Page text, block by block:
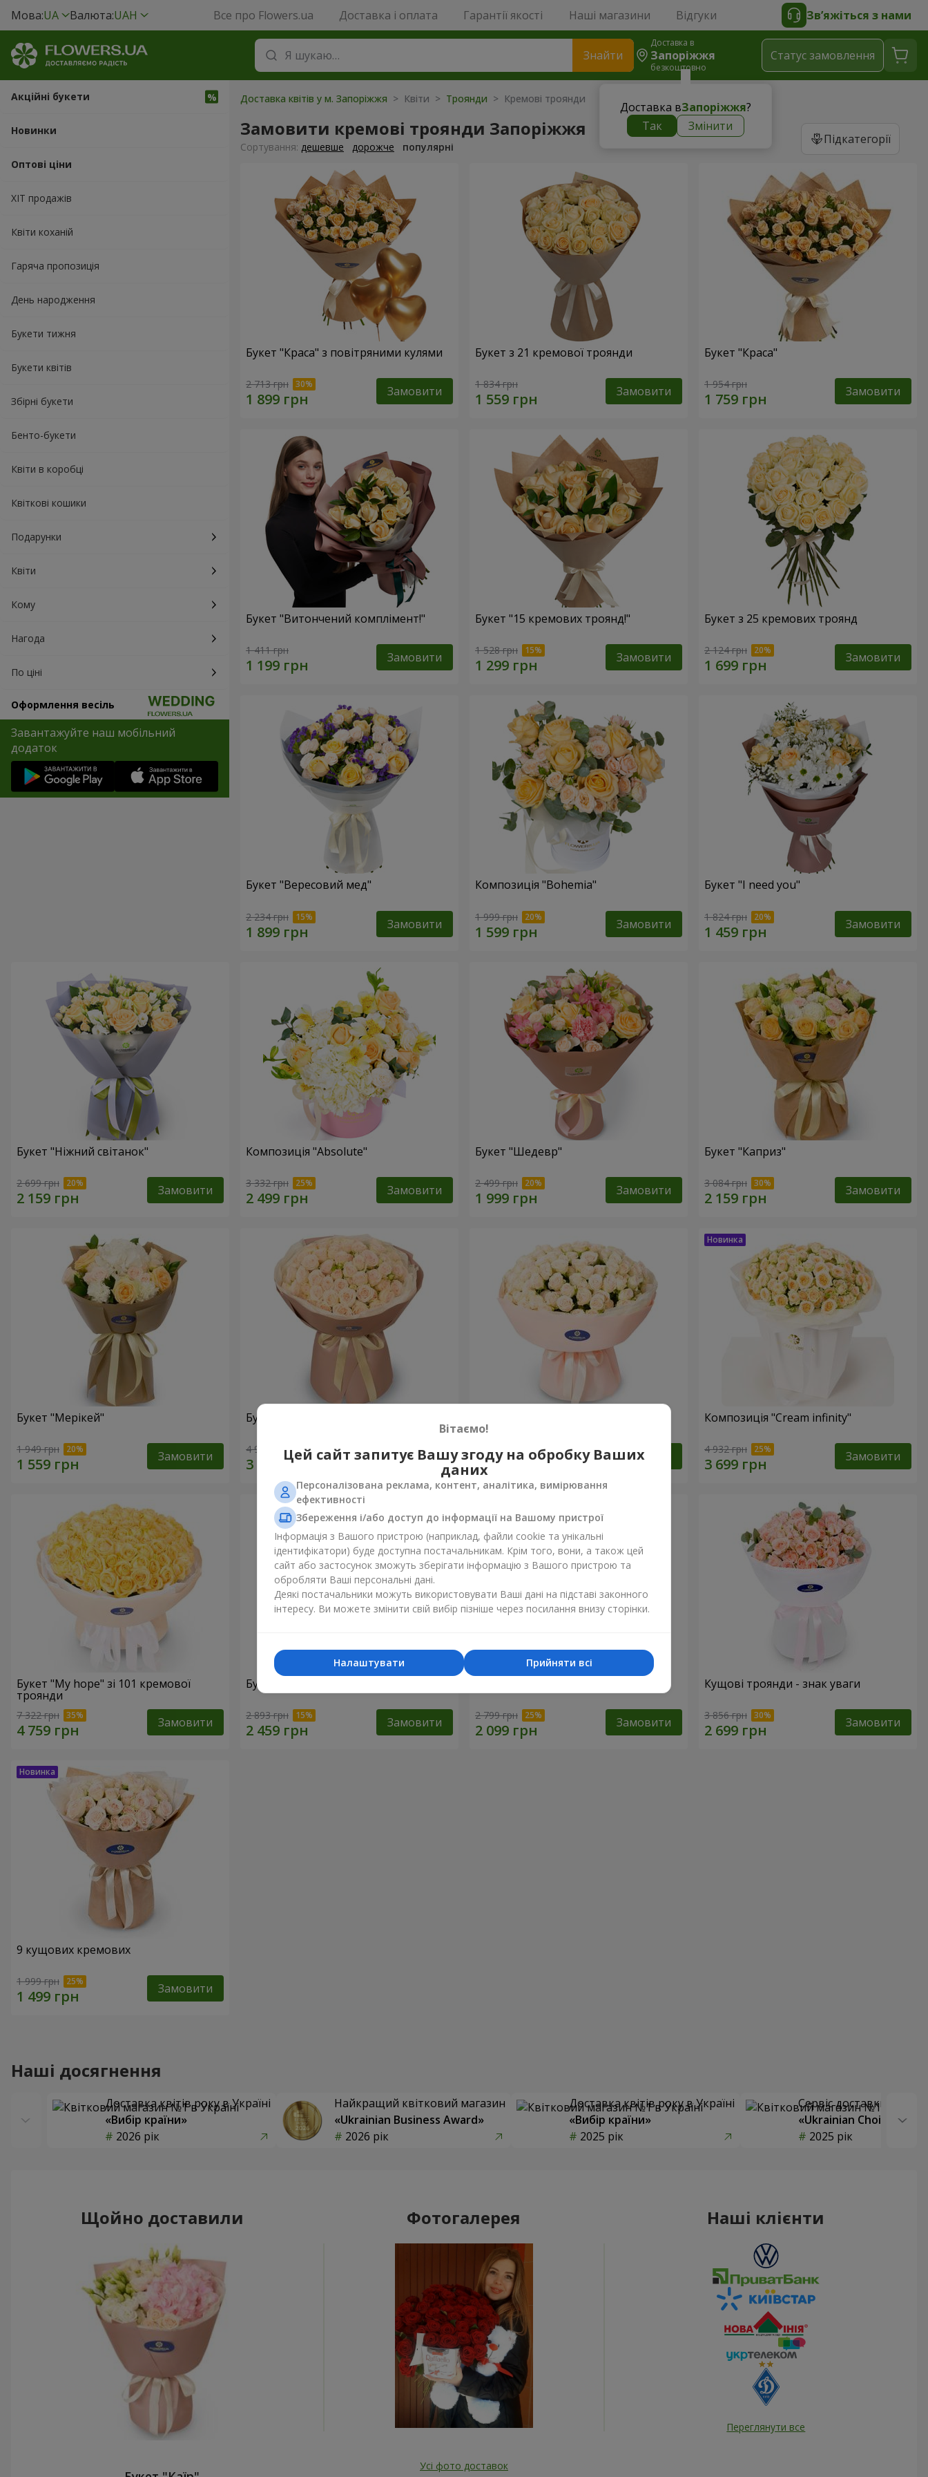
Мова:UA Валюта:UAH Все про Flowers.ua Доставка і оплата Гарантії якості Наші магазини Відгуки Зв’яжіться з нами
Знайти
Доставка в
Запоріжжя
безкоштовно
Доставка вЗапоріжжя?
Так
Змінити
Статус замовлення
Акційні букети
Новинки
Оптові ціни
ХІТ продажів
Квіти коханій
Гаряча пропозиція
День народження
Букети тижня
Букети квітів
Збірні букети
Бенто-букети
Квіти в коробці
Квіткові кошики
Подарунки
Квіти
Кому
Нагода
По ціні
Оформлення весіль
Завантажуйте наш мобільний
додаток
Доставка квітів у м. Запоріжжя > Квіти > Троянди > Кремові троянди
Замовити кремові троянди Запоріжжя Підкатегорії
Сортування: дешевше дорожче популярні
Букет "Краса" з повітряними кулями
2 713 грн Замовити
Букет з 21 кремової троянди
1 834 грн Замовити
Букет "Краса"
1 954 грн Замовити
Букет "Витончений комплімент!"
1 411 грн Замовити
Букет "15 кремових троянд!"
1 528 грн Замовити
Букет з 25 кремових троянд
2 124 грн Замовити
Букет "Вересовий мед"
2 234 грн Замовити
Композиція "Bohemia"
1 999 грн Замовити
Букет "I need you"
1 824 грн Замовити
Букет "Ніжний світанок"
2 699 грн Замовити
Композиція "Absolute"
3 332 грн Замовити
Букет "Шедевр"
2 499 грн Замовити
Букет "Каприз"
3 084 грн Замовити
Букет "Мерікей"
1 949 грн Замовити
Букет "Cream Rose"
4 922 грн Замовити
троянди
9 168 грн Замовити
Композиція "Cream infinity"
4 932 грн Замовити
Букет "My hope" зі 101 кремової
троянди
7 322 грн Замовити
Букет "Nude Perfume"
2 893 грн Замовити 2 799 грн Замовити
Кущові троянди - знак уваги
3 856 грн Замовити
9 кущових кремових
1 999 грн Замовити
Наші досягнення
Доставка квітів року в Україні
«Вибір країни»
2026 рік
Найкращий квітковий магазин
«Ukrainian Business Award»
2026 рік
Доставка квітів року в Україні
«Вибір країни»
2025 рік
Сервіс доставки квітів
«Ukrainian Choice»
2025 рік
Щойно доставили Фотогалерея
Усі фото доставок
Наші клієнти
Переглянути все
Вітаємо!
Цей сайт запитує Вашу згоду на обробку Ваших
даних
Персоналізована реклама, контент, аналітика, вимірювання
ефективності
Збереження і/або доступ до інформації на Вашому пристрої
Інформація з Вашого пристрою (наприклад, файли cookie та унікальні
ідентифікатори) буде доступна постачальникам. Крім того, вони, а також цей
сайт або застосунок зможуть зберігати інформацію з Вашого пристрою та
обробляти Ваші персональні дані.
Деякі постачальники можуть використовувати Ваші дані на підставі законного
інтересу. Ви можете змінити свій вибір пізніше через посилання внизу сторінки.
Прийняти всі
Налаштувати